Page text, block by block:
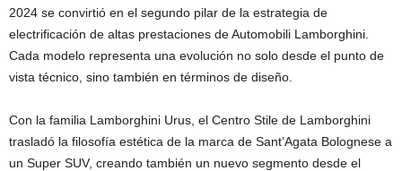
2024 se convirtió en el segundo pilar de la estrategia de
electrificación de altas prestaciones de Automobili Lamborghini.
Cada modelo representa una evolución no solo desde el punto de
vista técnico, sino también en términos de diseño.
Con la familia Lamborghini Urus, el Centro Stile de Lamborghini
trasladó la filosofía estética de la marca de Sant’Agata Bolognese a
un Super SUV, creando también un nuevo segmento desde el